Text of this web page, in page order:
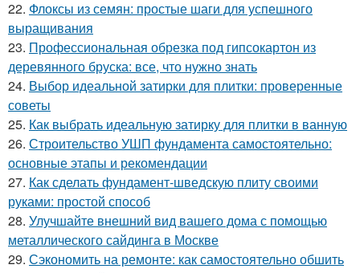
22. Флоксы из семян: простые шаги для успешного
выращивания
23. Профессиональная обрезка под гипсокартон из
деревянного бруска: все, что нужно знать
24. Выбор идеальной затирки для плитки: проверенные
советы
25. Как выбрать идеальную затирку для плитки в ванную
26. Строительство УШП фундамента самостоятельно:
основные этапы и рекомендации
27. Как сделать фундамент-шведскую плиту своими
руками: простой способ
28. Улучшайте внешний вид вашего дома с помощью
металлического сайдинга в Москве
29. Сэкономить на ремонте: как самостоятельно обшить